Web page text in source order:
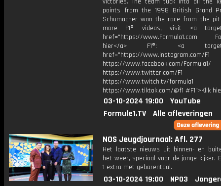
points from the 1998 British Grand
Schumacher won the race from the
more F1® videos, visit <a
href="https://www.Formula1.com
hier</a> F1®: <a
href="https://www.instagram.com/F1
https://www.facebook.com/Formula1/
https://www.twitter.com/F1
https://www.twitch.tv/formula1
https://www.tiktok.com/@f1 #F1">Klik
03-10-2024 19:00
YouTube
Formule1.TV
Alle afleveringen
NOS Jeugdjournaal: Afl. 277
Het laatste nieuws uit binnen- en
het weer, speciaal voor de jonge kijker.
1 extra met gebarentaal.
03-10-2024 19:00 NPO3